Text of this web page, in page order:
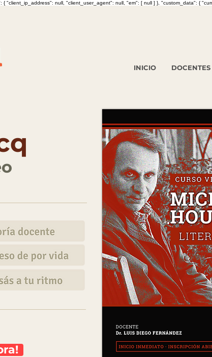
null, "client_user_agent": null, "em": [ null ] }, "custom_data": {
INICIO DOCENTES